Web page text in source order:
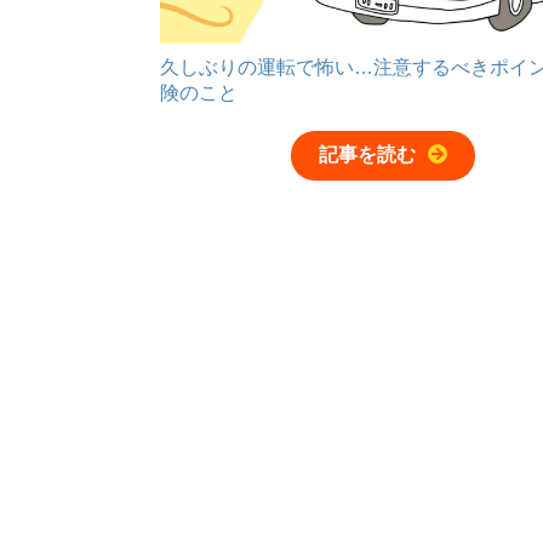
久しぶりの運転で怖い…注意するべきポイ
険のこと
記事を読む